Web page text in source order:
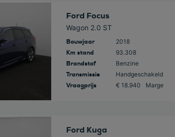
Ford Focus
Wagon 2.0 ST
Bouwjaar 2018
Km stand 93.308
Brandstof Benzine
Transmissie Handgeschakeld
Vraagprijs € 18.940 Marge
Ford Kuga